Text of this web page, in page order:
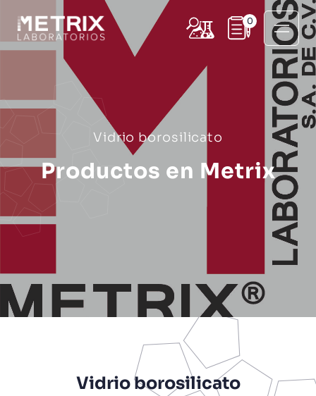
0
Vidrio borosilicato
Productos en Metrix
Vidrio borosilicato